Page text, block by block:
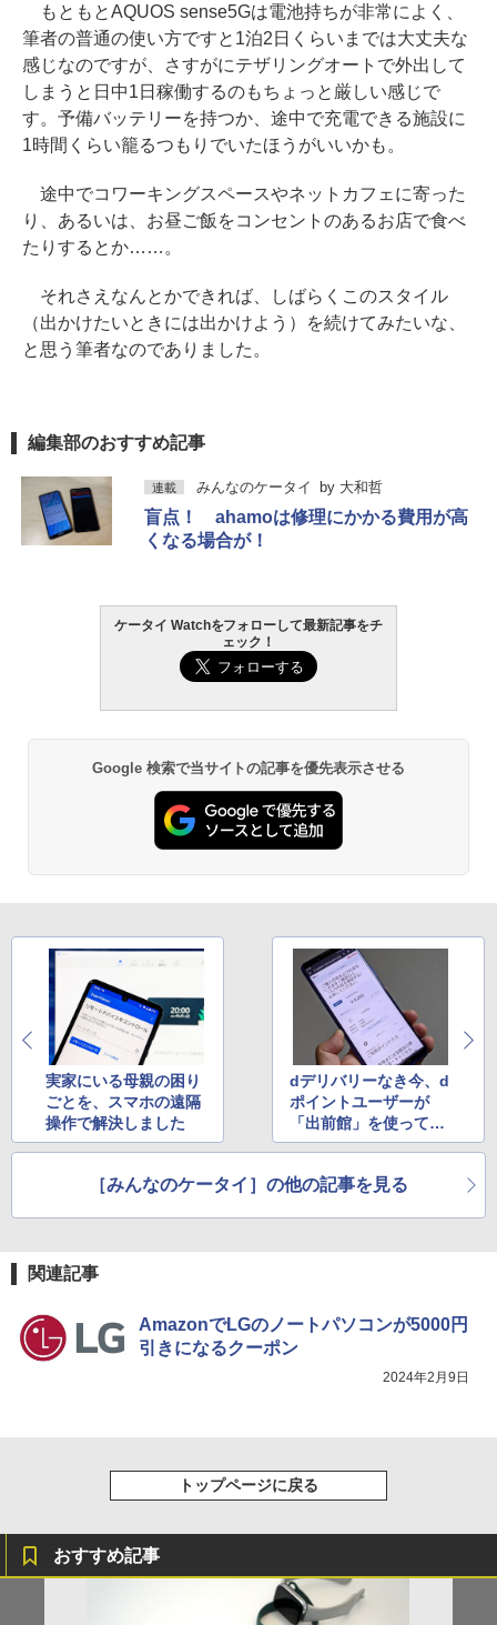
もともとAQUOS sense5Gは電池持ちが非常によく、
筆者の普通の使い方ですと1泊2日くらいまでは大丈夫な
感じなのですが、さすがにテザリングオートで外出して
しまうと日中1日稼働するのもちょっと厳しい感じで
す。予備バッテリーを持つか、途中で充電できる施設に
1時間くらい籠るつもりでいたほうがいいかも。
途中でコワーキングスペースやネットカフェに寄った
り、あるいは、お昼ご飯をコンセントのあるお店で食べ
たりするとか……。
それさえなんとかできれば、しばらくこのスタイル
（出かけたいときには出かけよう）を続けてみたいな、
と思う筆者なのでありました。
編集部のおすすめ記事
連載 みんなのケータイ by 大和哲
盲点！ ahamoは修理にかかる費用が高
くなる場合が！
ケータイ Watchをフォローして最新記事をチ
ェック！
Google 検索で当サイトの記事を優先表示させる
実家にいる母親の困り
ごとを、スマホの遠隔
操作で解決しました
dデリバリーなき今、d
ポイントユーザーが
「出前館」を使ってみ
た
［みんなのケータイ］の他の記事を見る
関連記事
AmazonでLGのノートパソコンが5000円
引きになるクーポン
2024年2月9日
トップページに戻る
おすすめ記事